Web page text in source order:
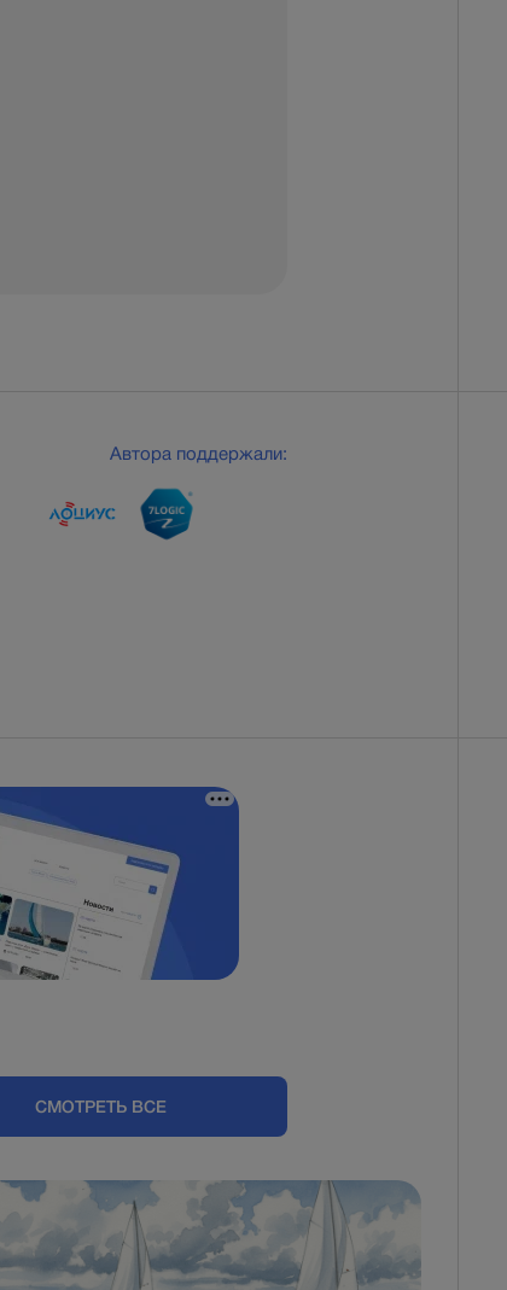
Автора поддержали:
СМОТРЕТЬ ВСЕ